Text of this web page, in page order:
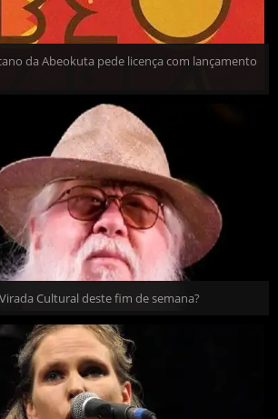
da Abeokuta pede licença com lançamento
Cultural deste fim de semana?